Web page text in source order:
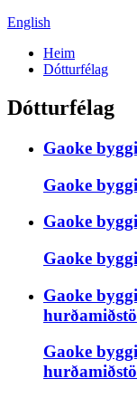
English
Heim
Dótturfélag
Dótturfélag
Gaoke
Gaoke
Gaoke
Gaoke
Gaoke
Gaoke